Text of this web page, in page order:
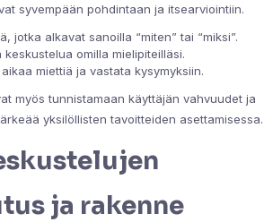
syvempään pohdintaan ja itsearviointiin.
jotka alkavat sanoilla “miten” tai “miksi”.
keskustelua omilla mielipiteilläsi.
miettiä ja vastata kysymyksiin.
myös tunnistamaan käyttäjän vahvuudet ja
yksilöllisten tavoitteiden asettamisessa.
ja rakenne